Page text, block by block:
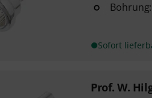
Sofort
Prof. W.